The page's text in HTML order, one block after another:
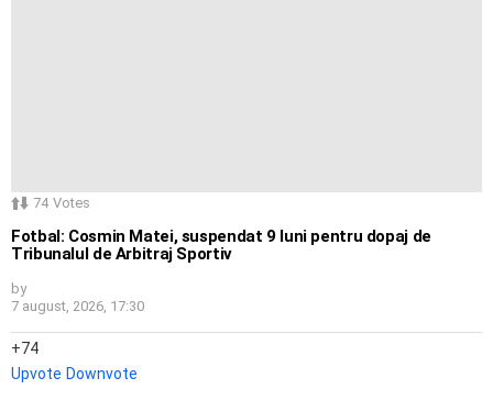
74 Votes
Fotbal: Cosmin Matei, suspendat 9 luni pentru dopaj de
Tribunalul de Arbitraj Sportiv
by
7 august, 2026, 17:30
74
Upvote Downvote